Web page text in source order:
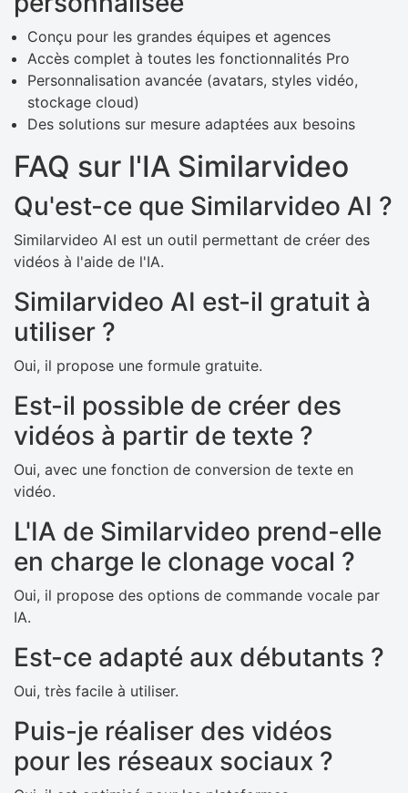
Conçu pour les grandes équipes et agences
Accès complet à toutes les fonctionnalités Pro
Personnalisation avancée (avatars, styles vidéo,
stockage cloud)
Des solutions sur mesure adaptées aux besoins
FAQ sur l'IA Similarvideo
Qu'est-ce que Similarvideo AI ?
Similarvideo AI est un outil permettant de créer des
vidéos à l'aide de l'IA.
Similarvideo AI est-il gratuit à
utiliser ?
Oui, il propose une formule gratuite.
Est-il possible de créer des
vidéos à partir de texte ?
Oui, avec une fonction de conversion de texte en
vidéo.
L'IA de Similarvideo prend-elle
en charge le clonage vocal ?
Oui, il propose des options de commande vocale par
IA.
Est-ce adapté aux débutants ?
Oui, très facile à utiliser.
Puis-je réaliser des vidéos
pour les réseaux sociaux ?